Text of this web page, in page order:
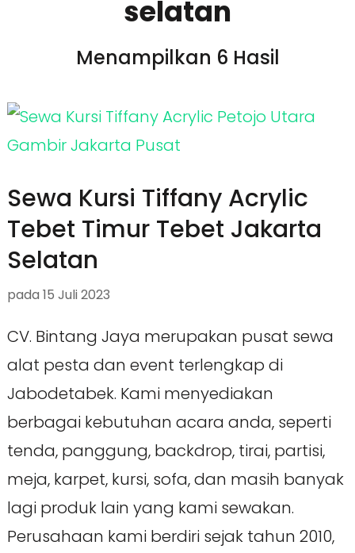
selatan
Menampilkan 6 Hasil
Sewa Kursi Tiffany Acrylic
Tebet Timur Tebet Jakarta
Selatan
pada 15 Juli 2023
CV. Bintang Jaya merupakan pusat sewa
alat pesta dan event terlengkap di
Jabodetabek. Kami menyediakan
berbagai kebutuhan acara anda, seperti
tenda, panggung, backdrop, tirai, partisi,
meja, karpet, kursi, sofa, dan masih banyak
lagi produk lain yang kami sewakan.
Perusahaan kami berdiri sejak tahun 2010,